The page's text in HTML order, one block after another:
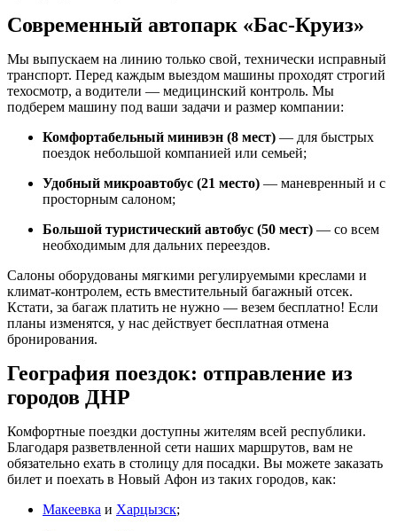
Современный автопарк «Бас-Круиз»
Мы выпускаем на линию только свой, технически исправный
транспорт. Перед каждым выездом машины проходят строгий
техосмотр, а водители — медицинский контроль. Мы
подберем машину под ваши задачи и размер компании:
Комфортабельный минивэн (8 мест) — для быстрых
поездок небольшой компанией или семьей;
Удобный микроавтобус (21 место) — маневренный и с
просторным салоном;
Большой туристический автобус (50 мест) — со всем
необходимым для дальних переездов.
Салоны оборудованы мягкими регулируемыми креслами и
климат-контролем, есть вместительный багажный отсек.
Кстати, за багаж платить не нужно — везем бесплатно! Если
планы изменятся, у нас действует бесплатная отмена
бронирования.
География поездок: отправление из
городов ДНР
Комфортные поездки доступны жителям всей республики.
Благодаря разветвленной сети наших маршрутов, вам не
обязательно ехать в столицу для посадки. Вы можете заказать
билет и поехать в Новый Афон из таких городов, как:
Макеевка и Харцызск;